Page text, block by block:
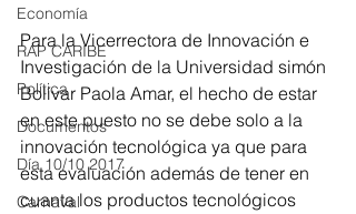
Economía
RAP CARIBE
Política
Documentos
Día 10/10 2017
Carnaval
Para la Vicerrectora de Innovación e
Investigación de la Universidad simón
Bolívar Paola Amar, el hecho de estar
en este puesto no se debe solo a la
innovación tecnológica ya que para
esta evaluación además de tener en
cuanta los productos tecnológicos